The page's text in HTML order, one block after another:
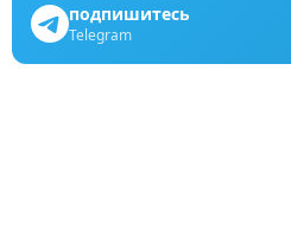
подпишитесь
Telegram